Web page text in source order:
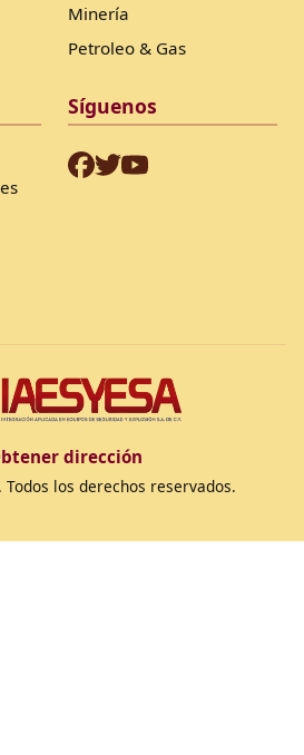
Minería
Petroleo & Gas
Síguenos
dirección
Todos los derechos reservados.